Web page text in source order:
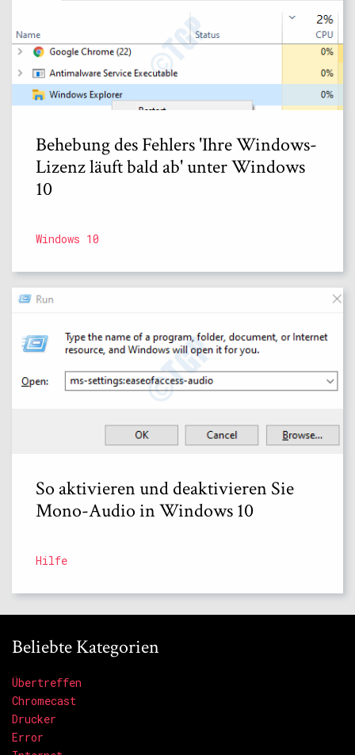
Behebung des Fehlers 'Ihre Windows-
Lizenz läuft bald ab' unter Windows
10
Windows 10
So aktivieren und deaktivieren Sie
Mono-Audio in Windows 10
Hilfe
Beliebte Kategorien
Übertreffen
Chromecast
Drucker
Error